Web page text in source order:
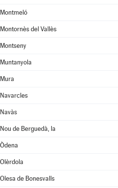
Montmeló
Montornès del Vallès
Montseny
Muntanyola
Mura
Navarcles
Navàs
Nou de Berguedà, la
Òdena
Olèrdola
Olesa de Bonesvalls